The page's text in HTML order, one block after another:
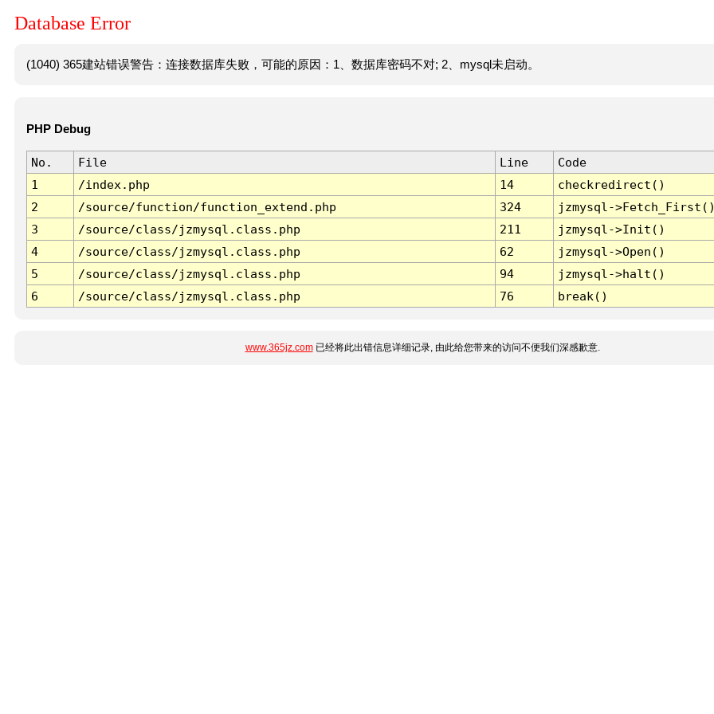
Database Error
(1040) 365建站错误警告：连接数据库失败，可能的原因：1、数据库密码不对; 2、mysql未启动。
PHP Debug
No. File Line
Code
1
/index.php 14
checkredirect()
2
/source/function/function_extend.php 324
jzmysql-
3
/source/class/jzmysql.class.php 211
jzmysql->Init()
4
/source/class/jzmysql.class.php 62
jzmysql->Open()
5
/source/class/jzmysql.class.php 94
jzmysql->halt()
6
/source/class/jzmysql.class.php 76 break()
www.365jz.com已经将此出错信息详细记录, 由此给您带来的访问不便我们深感歉意.